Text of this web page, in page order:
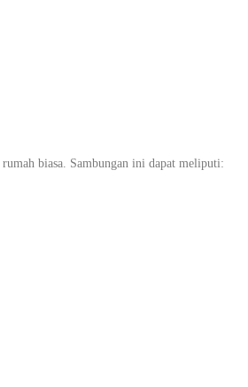
biasa. Sambungan ini dapat meliputi: